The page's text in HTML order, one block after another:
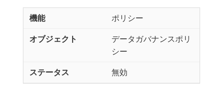
ポリシー
データガバナンスポリ
シー
無効